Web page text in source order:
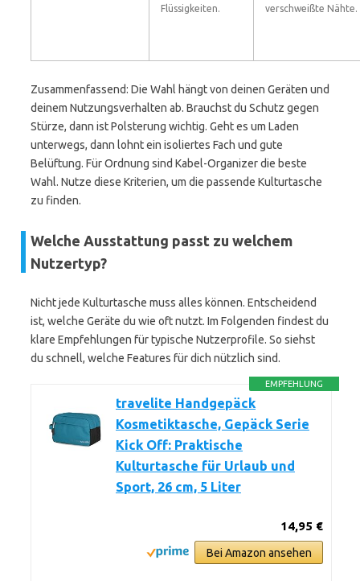
Flüssigkeiten.
verschweißte Nähte.
Zusammenfassend: Die Wahl hängt von deinen Geräten und
deinem Nutzungsverhalten ab. Brauchst du Schutz gegen
Stürze, dann ist Polsterung wichtig. Geht es um Laden
unterwegs, dann lohnt ein isoliertes Fach und gute
Belüftung. Für Ordnung sind Kabel-Organizer die beste
Wahl. Nutze diese Kriterien, um die passende Kulturtasche
zu finden.
Welche Ausstattung passt zu welchem
Nutzertyp?
Nicht jede Kulturtasche muss alles können. Entscheidend
ist, welche Geräte du wie oft nutzt. Im Folgenden findest du
klare Empfehlungen für typische Nutzerprofile. So siehst
du schnell, welche Features für dich nützlich sind.
EMPFEHLUNG
travelite Handgepäck
Kosmetiktasche, Gepäck Serie
Kick Off: Praktische
Kulturtasche für Urlaub und
Sport, 26 cm, 5 Liter
14,95 €
Bei Amazon ansehen